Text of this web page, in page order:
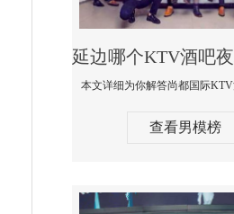
查看男模榜